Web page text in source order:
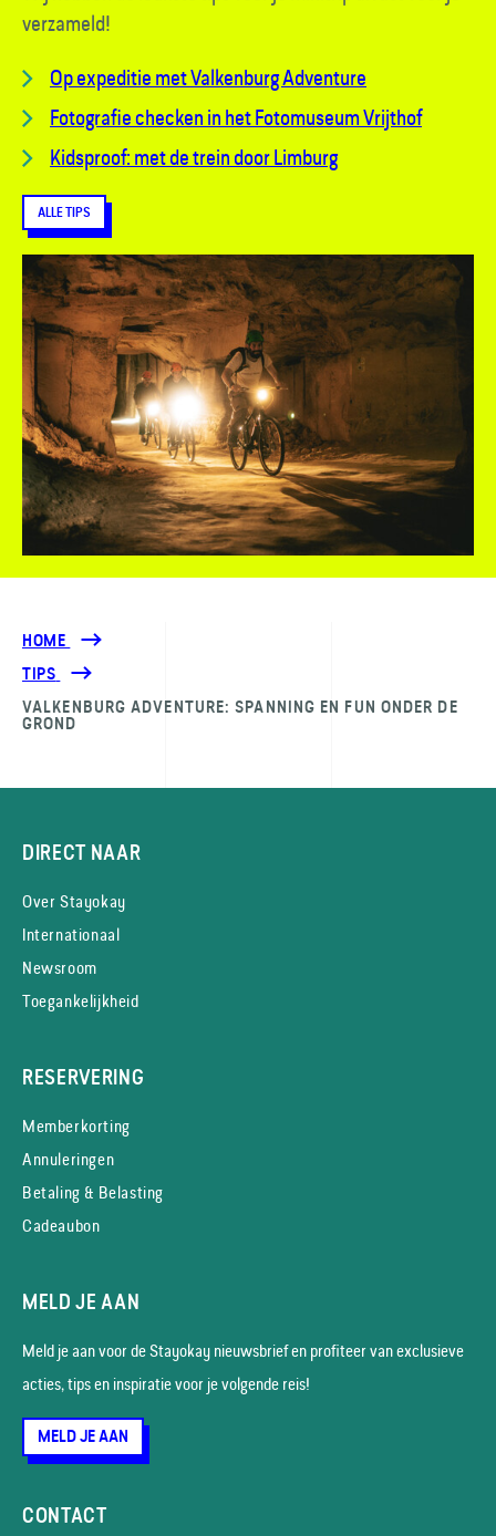
verzameld!
Op expeditie met Valkenburg Adventure
Fotografie checken in het Fotomuseum Vrijthof
Kidsproof: met de trein door Limburg
ALLE TIPS
HOME
TIPS
VALKENBURG ADVENTURE: SPANNING EN FUN ONDER DE
GROND
DIRECT NAAR
Over Stayokay
Internationaal
Newsroom
Toegankelijkheid
RESERVERING
Memberkorting
Annuleringen
Betaling & Belasting
Cadeaubon
MELD JE AAN
Meld je aan voor de Stayokay nieuws­brief en profiteer van exclusieve
acties, tips en inspiratie voor je volgende reis!
MELD JE AAN
CONTACT